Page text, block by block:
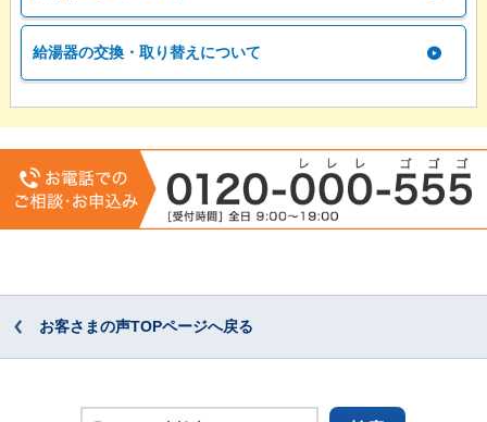
給湯器の交換・取り替えについて
お客さまの声TOPページへ戻る